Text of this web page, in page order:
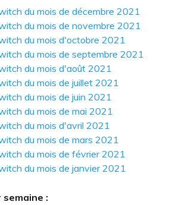
du mois de décembre 2021
du mois de novembre 2021
du mois d'octobre 2021
du mois de septembre 2021
du mois d'août 2021
du mois de juillet 2021
du mois de juin 2021
du mois de mai 2021
du mois d'avril 2021
du mois de mars 2021
du mois de février 2021
du mois de janvier 2021
: